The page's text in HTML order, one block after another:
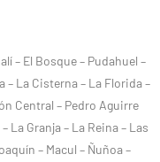
– El Bosque – Pudahuel –
– La Cisterna – La Florida –
Central – Pedro Aguirre
La Granja – La Reina – Las
– Macul – Ñuñoa –